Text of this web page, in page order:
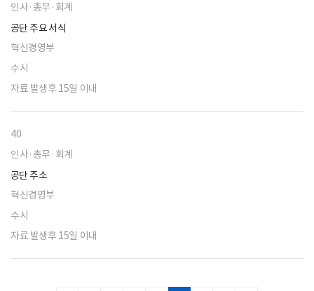
인사·총무·회계
공단 주요 서식
혁신경영부
수시
자료 발생후 15일 이내
40
인사·총무·회계
공단 주소
혁신경영부
수시
자료 발생후 15일 이내